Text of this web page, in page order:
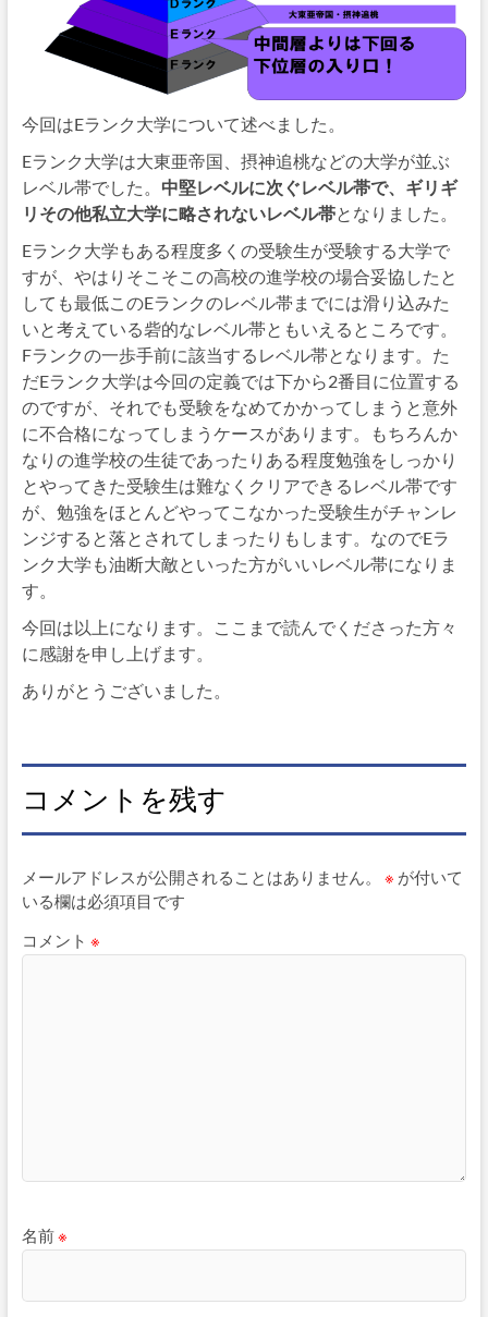
今回はEランク大学について述べました。
Eランク大学は大東亜帝国、摂神追桃などの大学が並ぶ
レベル帯でした。 中堅レベルに次ぐレベル帯で、ギリギ
リその他私立大学に略されないレベル帯となりました。
Eランク大学もある程度多くの受験生が受験する大学で
すが、やはりそこそこの高校の進学校の場合妥協したと
しても最低このEランクのレベル帯までには滑り込みた
いと考えている砦的なレベル帯ともいえるところです。
Fランクの一歩手前に該当するレベル帯となります。た
だEランク大学は今回の定義では下から2番目に位置する
のですが、それでも受験をなめてかかってしまうと意外
に不合格になってしまうケースがあります。もちろんか
なりの進学校の生徒であったりある程度勉強をしっかり
とやってきた受験生は難なくクリアできるレベル帯です
が、勉強をほとんどやってこなかった受験生がチャンレ
ンジすると落とされてしまったりもします。なのでEラ
ンク大学も油断大敵といった方がいいレベル帯になりま
す。
今回は以上になります。ここまで読んでくださった方々
に感謝を申し上げます。
ありがとうございました。
コメントを残す
メールアドレスが公開されることはありません。 ※ が付いて
いる欄は必須項目です
コメント ※
名前※